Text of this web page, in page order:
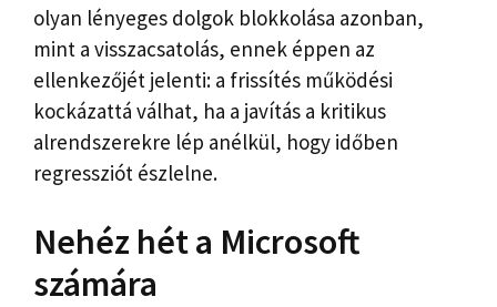
olyan lényeges dolgok blokkolása azonban,
mint a visszacsatolás, ennek éppen az
ellenkezőjét jelenti: a frissítés működési
kockázattá válhat, ha a javítás a kritikus
alrendszerekre lép anélkül, hogy időben
regressziót észlelne.
Nehéz hét a Microsoft
számára